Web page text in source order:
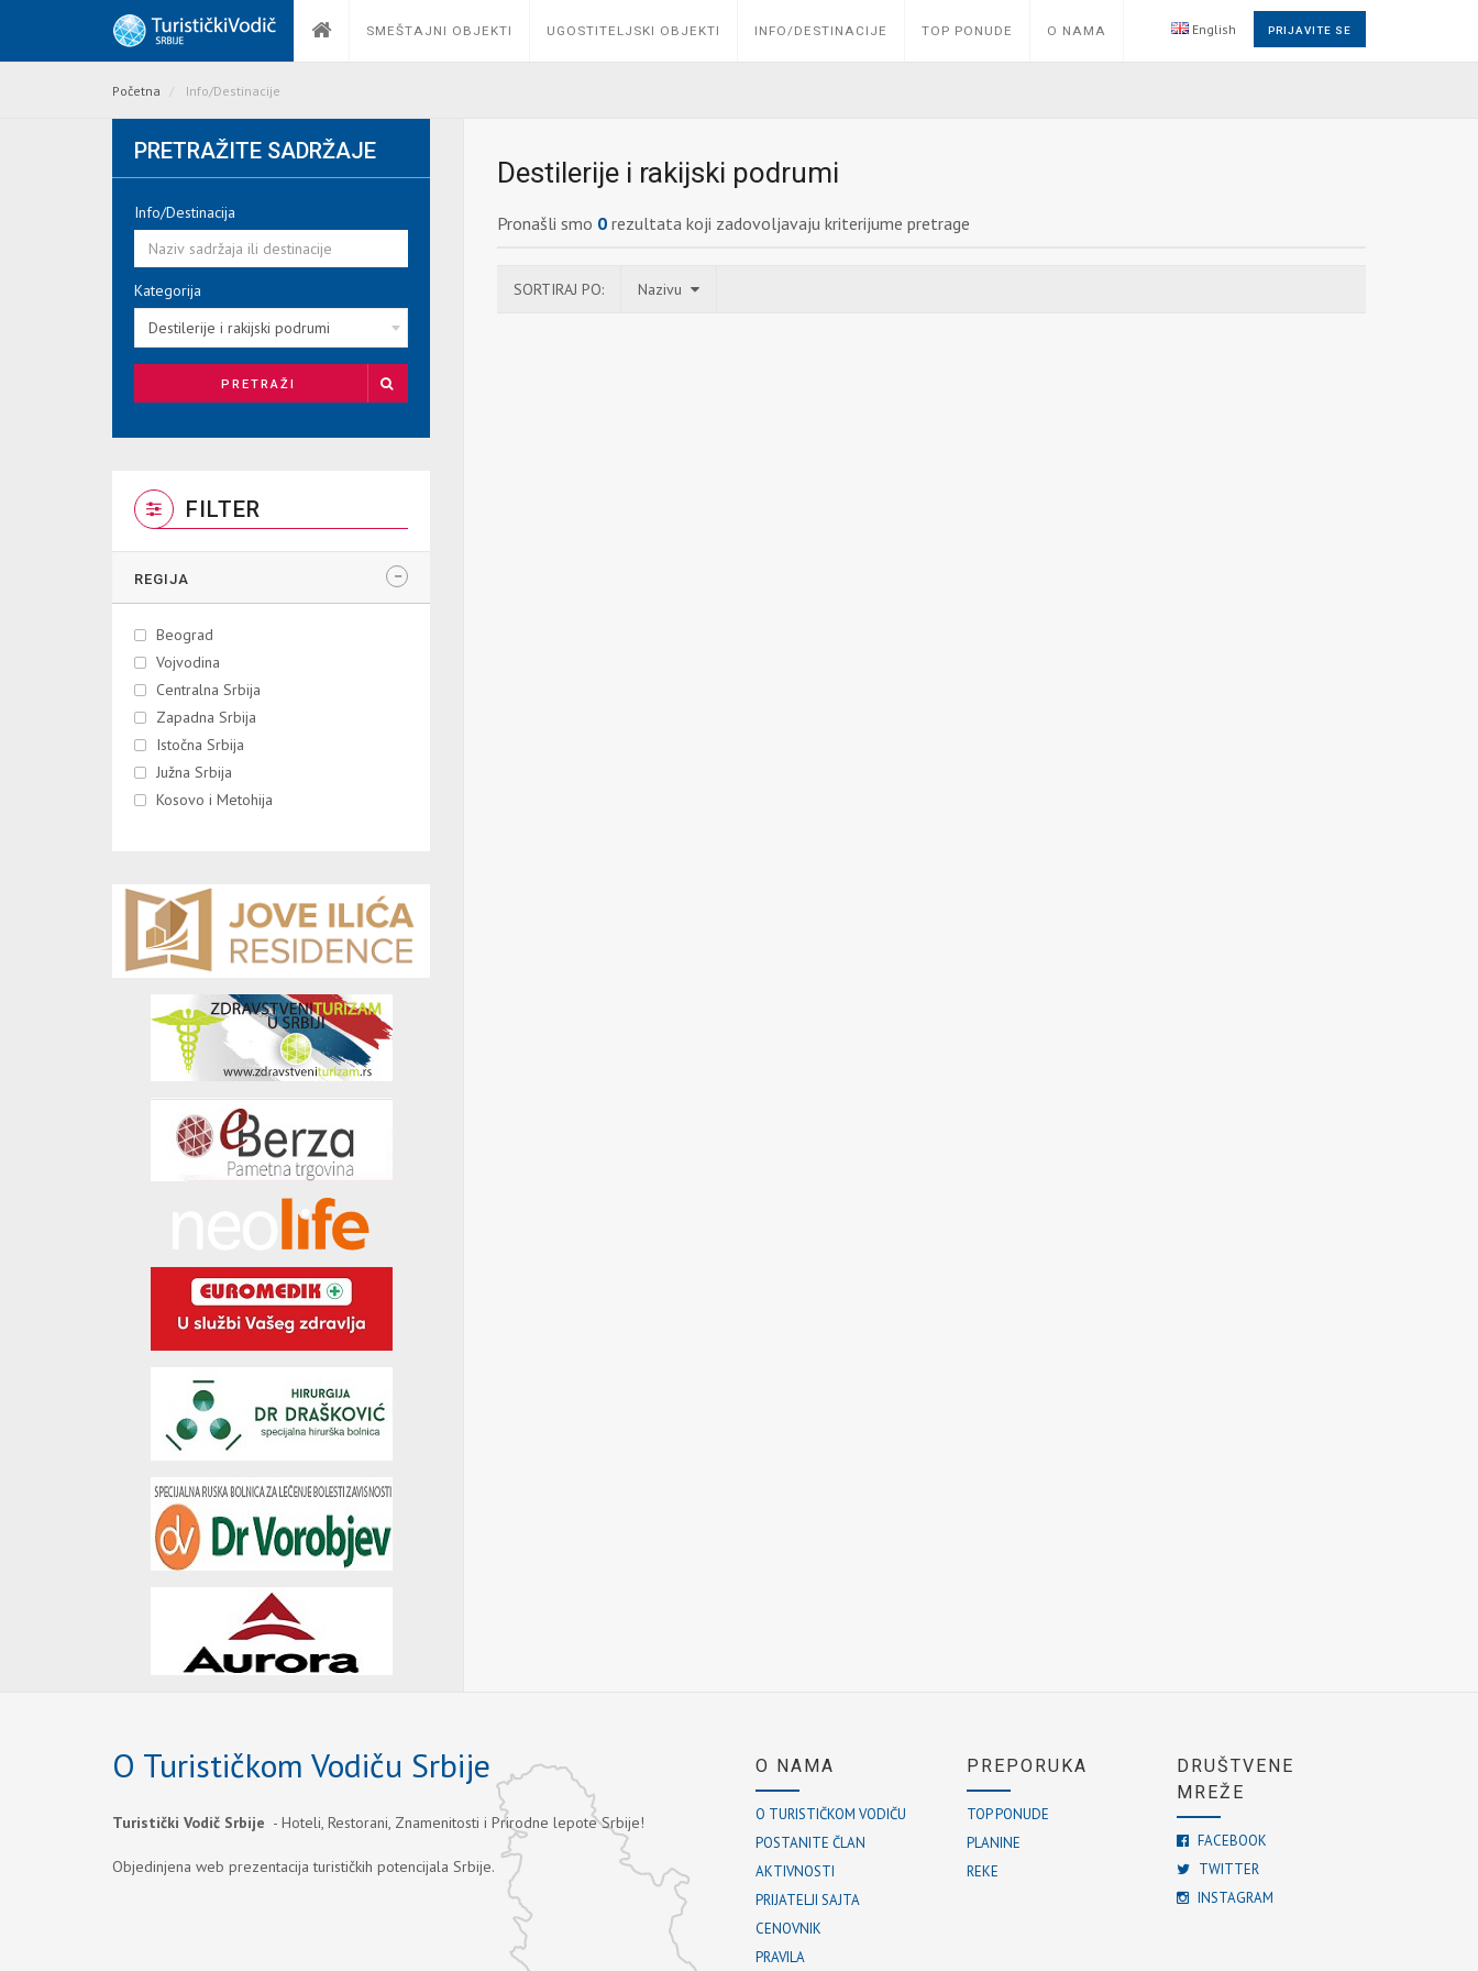
SMEŠTAJNI OBJEKTI UGOSTITELJSKI OBJEKTI INFO/DESTINACIJE TOP PONUDE O NAMA English PRIJAVITE SE
Početna Info/Destinacije
PRETRAŽITE SADRŽAJE
Info/Destinacija
Kategorija
Destilerije i rakijski podrumi
PRETRAŽI
FILTER
REGIJA
Beograd
Vojvodina
Centralna Srbija
Zapadna Srbija
Istočna Srbija
Južna Srbija
Kosovo i Metohija
Destilerije i rakijski podrumi
Pronašli smo 0 rezultata koji zadovoljavaju kriterijume pretrage
SORTIRAJ PO: Nazivu
O Turističkom Vodiču Srbije
Turistički Vodič Srbije - Hoteli, Restorani, Znamenitosti i Prirodne lepote Srbije!
Objedinjena web prezentacija turističkih potencijala Srbije.
O NAMA
O TURISTIČKOM VODIČU
POSTANITE ČLAN
AKTIVNOSTI
PRIJATELJI SAJTA
CENOVNIK
PRAVILA
PREPORUKA
TOP PONUDE
PLANINE
REKE
DRUŠTVENE
MREŽE
FACEBOOK
TWITTER
INSTAGRAM